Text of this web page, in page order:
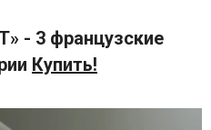
- 3 французские
Купить!